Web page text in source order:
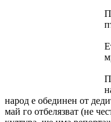
народ е обединен от
май го отбелязват (не